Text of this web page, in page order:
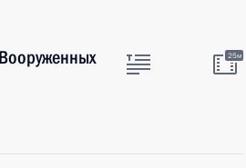
25м